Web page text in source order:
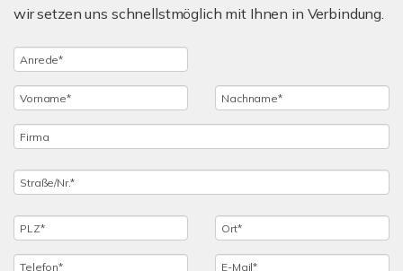
wir setzen uns schnellstmöglich mit Ihnen in Verbindung.